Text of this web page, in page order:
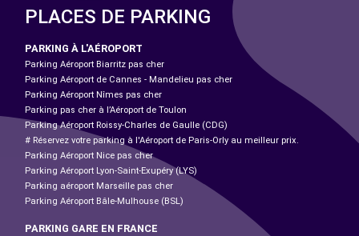
PLACES DE PARKING
PARKING À L'AÉROPORT
Parking Aéroport Biarritz pas cher
Parking Aéroport de Cannes - Mandelieu pas cher
Parking Aéroport Nîmes pas cher
Parking pas cher à l’Aéroport de Toulon
Parking Aéroport Roissy-Charles de Gaulle (CDG)
# Réservez votre parking à l'Aéroport de Paris-Orly au meilleur prix.
Parking Aéroport Nice pas cher
Parking Aéroport Lyon-Saint-Exupéry (LYS)
Parking aéroport Marseille pas cher
Parking Aéroport Bâle-Mulhouse (BSL)
PARKING GARE EN FRANCE